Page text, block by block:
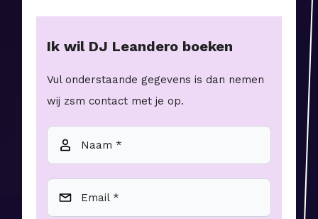
Ik wil DJ Leandero boeken
Vul onderstaande gegevens is dan nemen
wij zsm contact met je op.
Naam *
Email *